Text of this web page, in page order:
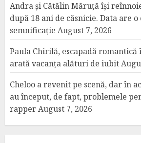
Andra și Cătălin Măruță își
după 18 ani de căsnicie. Data are
semnificație August 7, 2026
Paula Chirilă, escapadă romantică
arată vacanța alături de iubit
Cheloo a revenit pe scenă, dar în
au început, de fapt, problemele
rapperAugust 7, 2026